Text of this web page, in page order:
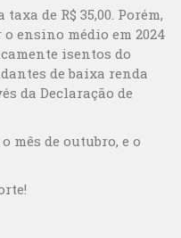
de R$ 35,00. Porém,
ensino médio em 2024
isentos do
de baixa renda
da Declaração de
mês de outubro, e o